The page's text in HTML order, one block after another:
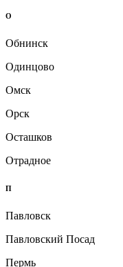
О
Обнинск
Одинцово
Омск
Орск
Осташков
Отрадное
П
Павловск
Павловский Посад
Пермь